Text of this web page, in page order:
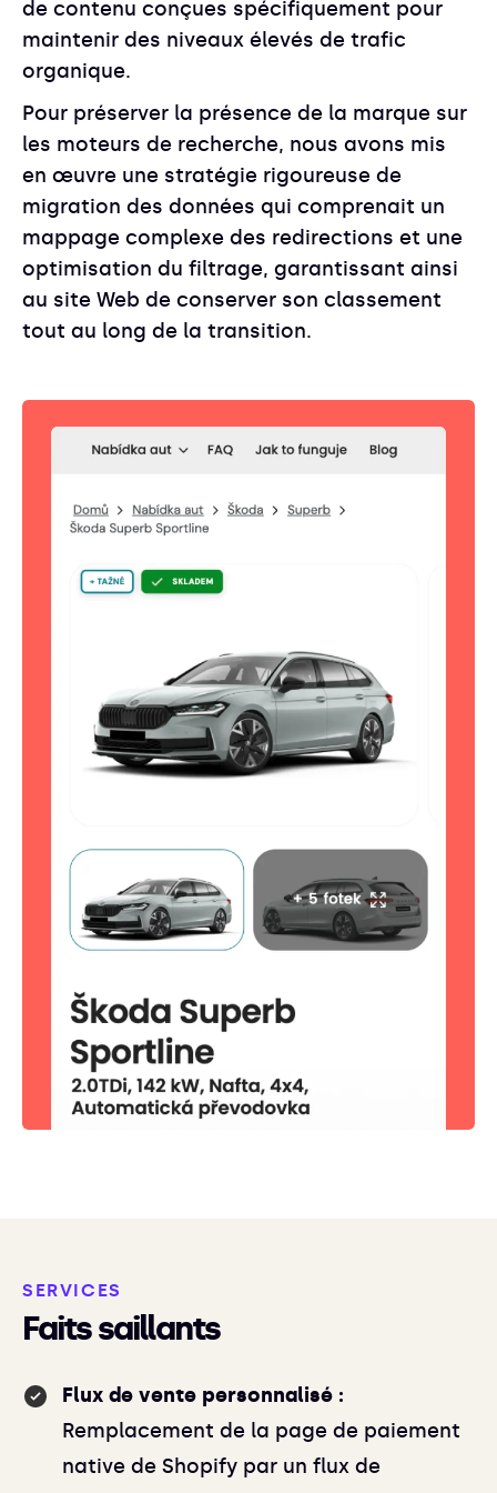
de contenu conçues spécifiquement pour
maintenir des niveaux élevés de trafic
organique.
Pour préserver la présence de la marque sur
les moteurs de recherche, nous avons mis
en œuvre une stratégie rigoureuse de
migration des données qui comprenait un
mappage complexe des redirections et une
optimisation du filtrage, garantissant ainsi
au site Web de conserver son classement
tout au long de la transition.
SERVICES
Faits saillants
Flux de vente personnalisé :
Remplacement de la page de paiement
native de Shopify par un flux de